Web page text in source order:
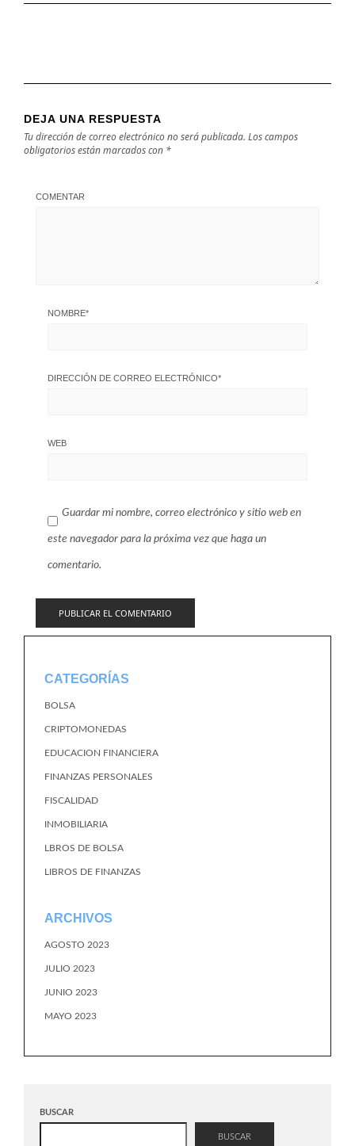
DEJA UNA RESPUESTA
Tu dirección de correo electrónico no será publicada. Los campos
obligatorios están marcados con *
COMENTAR
NOMBRE*
DIRECCIÓN DE CORREO ELECTRÓNICO*
WEB
Guardar mi nombre, correo electrónico y sitio web en
este navegador para la próxima vez que haga un
comentario.
CATEGORÍAS
BOLSA
CRIPTOMONEDAS
EDUCACION FINANCIERA
FINANZAS PERSONALES
FISCALIDAD
INMOBILIARIA
LBROS DE BOLSA
LIBROS DE FINANZAS
ARCHIVOS
AGOSTO 2023
JULIO 2023
JUNIO 2023
MAYO 2023
BUSCAR
BUSCAR